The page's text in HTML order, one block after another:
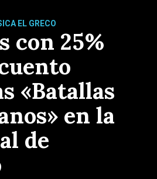
EL GRECO
con 25%
«Batallas
en la
de